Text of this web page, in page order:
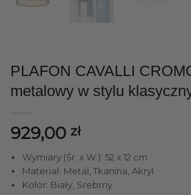
PLAFON CAVALLI
metalowy w stylu
929,00 zł
Wymiary (Śr. x W.): 52 x 12 cm
Materiał: Metal, Tkanina, Akryl
Kolor: Biały, Srebrny